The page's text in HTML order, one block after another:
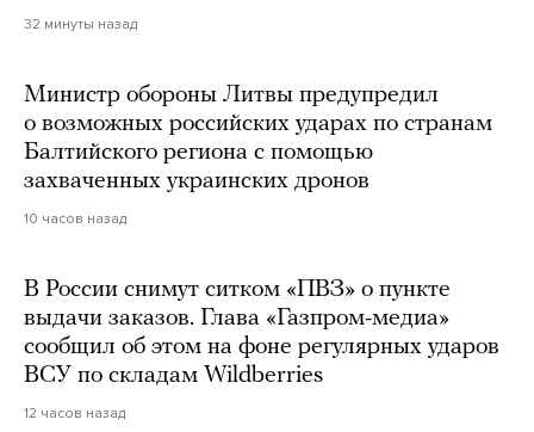
32 минуты назад
Министр обороны Литвы предупредил
о возможных российских ударах по странам
Балтийского региона с помощью
захваченных украинских дронов
10 часов назад
В России снимут ситком «ПВЗ» о пункте
выдачи заказов. Глава «Газпром-медиа»
сообщил об этом на фоне регулярных ударов
ВСУ по складам Wildberries
12 часов назад